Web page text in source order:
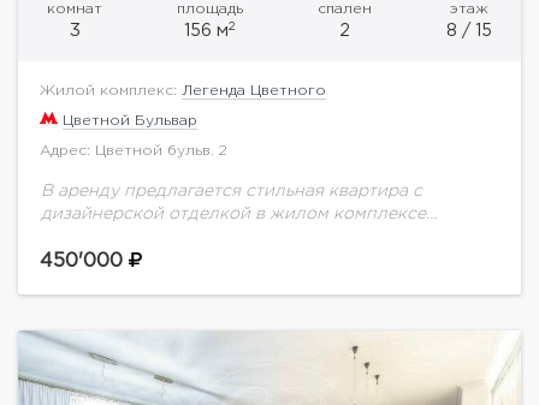
комнат
3
площадь
156 м2
спален
2
этаж
8 / 15
Жилой комплекс: Легенда Цветного
Цветной Бульвар
Адрес: Цветной бульв. 2
В аренду предлагается стильная квартира с
дизайнерской отделкой в жилом комплексе
две спальни со своими санузлами, просторная
450'000